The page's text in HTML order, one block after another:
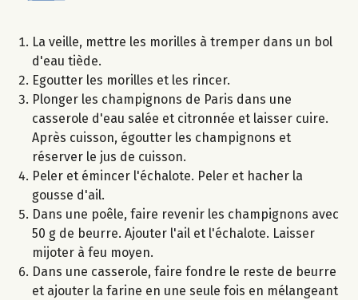
La veille, mettre les morilles à tremper dans un bol
d'eau tiède.
Egoutter les morilles et les rincer.
Plonger les champignons de Paris dans une
casserole d'eau salée et citronnée et laisser cuire.
Après cuisson, égoutter les champignons et
réserver le jus de cuisson.
Peler et émincer l'échalote. Peler et hacher la
gousse d'ail.
Dans une poêle, faire revenir les champignons avec
50 g de beurre. Ajouter l'ail et l'échalote. Laisser
mijoter à feu moyen.
Dans une casserole, faire fondre le reste de beurre
et ajouter la farine en une seule fois en mélangeant